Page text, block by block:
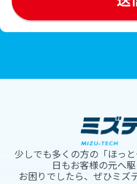
少しでも多くの方の「ほっ
日もお客様の元へ駆
お困りでしたら、ぜひミズ